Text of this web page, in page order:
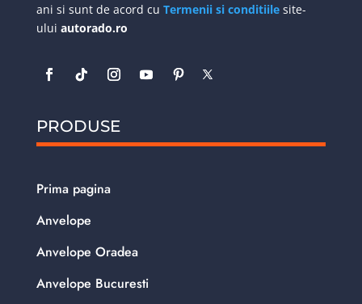
ani si sunt de acord cu Termenii si conditiilesite-
ului autorado.ro
PRODUSE
Prima pagina
Anvelope
Anvelope Oradea
Anvelope Bucuresti